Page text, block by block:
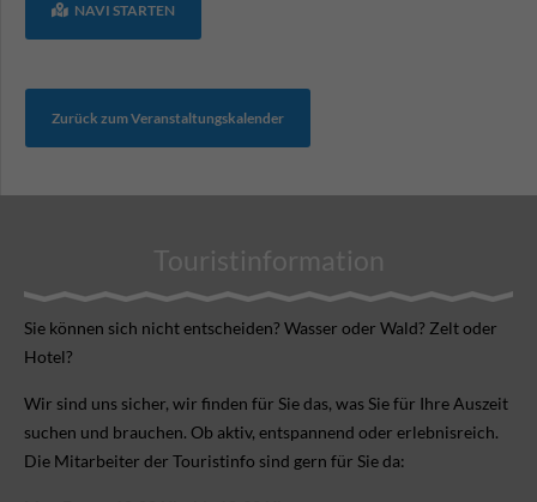
NAVI STARTEN
Zurück zum Veranstaltungskalender
Touristinformation
Sie können sich nicht ent­scheiden? Wasser oder Wald? Zelt oder
Hotel?
Wir sind uns sicher, wir finden für Sie das, was Sie für Ihre Aus­zeit
suchen und brauchen. Ob aktiv, ent­spannend oder erlebnis­reich.
Die Mitarbeiter der Touristinfo sind gern für Sie da: